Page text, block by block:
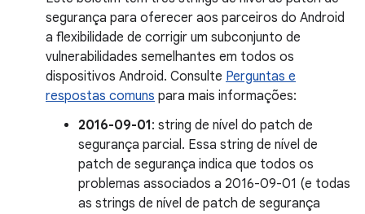
segurança para oferecer aos parceiros do Android
a flexibilidade de corrigir um subconjunto de
vulnerabilidades semelhantes em todos os
dispositivos Android. Consulte Perguntas e
respostas comuns para mais informações:
2016-09-01: string de nível do patch de
segurança parcial. Essa string de nível de
patch de segurança indica que todos os
problemas associados a 2016-09-01 (e todas
as strings de nível de patch de segurança